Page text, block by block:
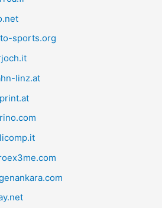
sports.org
linz.at